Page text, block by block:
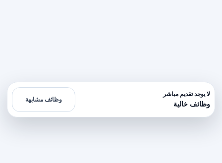
لا يوجد تقديم مباشر
وظائف خالية
وظائف مشابهة